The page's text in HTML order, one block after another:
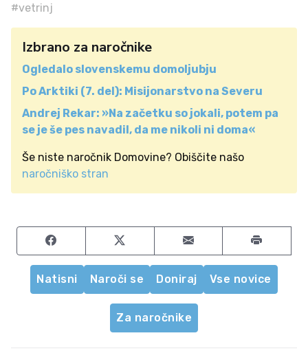
#vetrinj
Izbrano za naročnike
Ogledalo slovenskemu domoljubju
Po Arktiki (7. del): Misijonarstvo na Severu
Andrej Rekar: »Na začetku so jokali, potem pa
se je še pes navadil, da me nikoli ni doma«
Še niste naročnik Domovine? Obiščite našo
naročniško stran
Share on FacebookShare on TwitterShare by email
Natisni Naroči se Doniraj Vse novice
Za naročnike